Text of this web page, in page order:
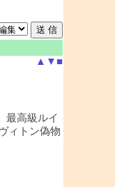
▲ ▼ ■
最高級ルイ
ィトン偽物